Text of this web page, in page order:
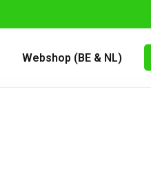
Webshop (BE & NL)